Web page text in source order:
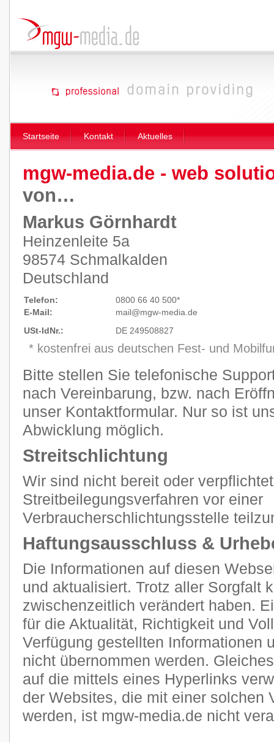
Startseite Kontakt Aktuelles
mgw-media.de - web
von…
Markus Görnhardt
Heinzenleite 5a
98574 Schmalkalden
Deutschland
Telefon:
0800 66 40 500*
E-Mail:
mail@mgw-media.de
USt-IdNr.:
DE 249508827
* kostenfrei aus deutschen Fest- und
Bitte stellen Sie telefonische
nach Vereinbarung, bzw. nach
unser Kontaktformular. Nur so ist
Abwicklung möglich.
Streitschlichtung
Wir sind nicht bereit oder
Streitbeilegungsverfahren vor einer
Verbraucherschlichtungsstelle
Haftungsausschluss &
Die Informationen auf diesen
und aktualisiert. Trotz aller Sorgfalt
zwischenzeitlich verändert haben.
für die Aktualität, Richtigkeit und
Verfügung gestellten Informationen
nicht übernommen werden.
auf die mittels eines Hyperlinks
der Websites, die mit einer solchen
werden, ist mgw-media.de nicht